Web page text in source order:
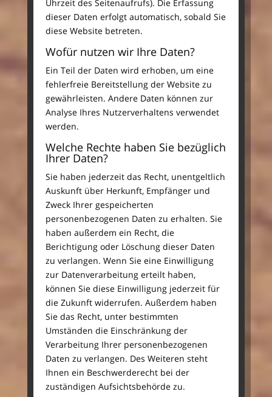
Uhrzeit des Seitenaufrufs). Die Erfassung
dieser Daten erfolgt automatisch, sobald Sie
diese Website betreten.
Wofür nutzen wir Ihre Daten?
Ein Teil der Daten wird erhoben, um eine
fehlerfreie Bereitstellung der Website zu
gewährleisten. Andere Daten können zur
Analyse Ihres Nutzerverhaltens verwendet
werden.
Welche Rechte haben Sie bezüglich
Ihrer Daten?
Sie haben jederzeit das Recht, unentgeltlich
Auskunft über Herkunft, Empfänger und
Zweck Ihrer gespeicherten
personenbezogenen Daten zu erhalten. Sie
haben außerdem ein Recht, die
Berichtigung oder Löschung dieser Daten
zu verlangen. Wenn Sie eine Einwilligung
zur Datenverarbeitung erteilt haben,
können Sie diese Einwilligung jederzeit für
die Zukunft widerrufen. Außerdem haben
Sie das Recht, unter bestimmten
Umständen die Einschränkung der
Verarbeitung Ihrer personenbezogenen
Daten zu verlangen. Des Weiteren steht
Ihnen ein Beschwerderecht bei der
zuständigen Aufsichtsbehörde zu.